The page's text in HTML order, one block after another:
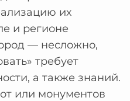
их
и регионе
— несложно,
требует
а также знаний.
или монументов